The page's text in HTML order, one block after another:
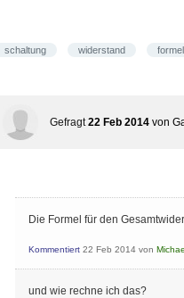
schaltung widerstand formel
Gefragt 22 Feb 2014 von
Die Formel für den
Kommentiert 22 Feb 2014 von
und wie rechne ich das?